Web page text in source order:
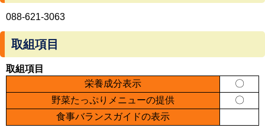
088-621-3063
取組項目
取組項目
栄養成分表示
〇
野菜たっぷりメニューの提供
〇
食事バランスガイドの表示